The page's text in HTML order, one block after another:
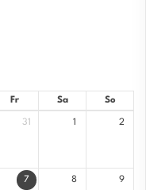
Fr Sa So
31 1 2
7 8 9